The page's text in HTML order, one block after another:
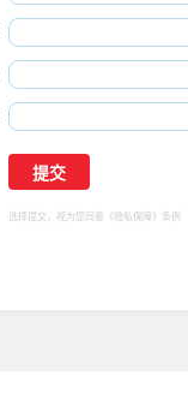
选择提交，视为您同意 《隐私保障》 条例